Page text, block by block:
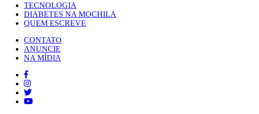
TECNOLOGIA
DIABETES NA MOCHILA
QUEM ESCREVE
CONTATO
ANUNCIE
NA MÍDIA